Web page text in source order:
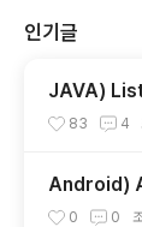
인기글
JAVA)
83 4
Android)
0 0